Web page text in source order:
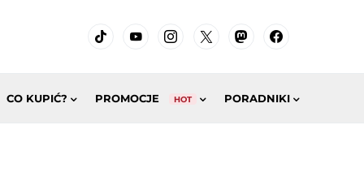
CO KUPIĆ? PROMOCJE HOT PORADNIKI